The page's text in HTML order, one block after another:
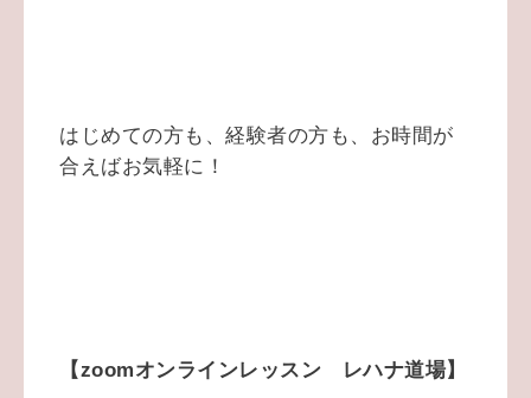
はじめての方も、経験者の方も、お時間が
合えばお気軽に！
【zoomオンラインレッスン レハナ道場】